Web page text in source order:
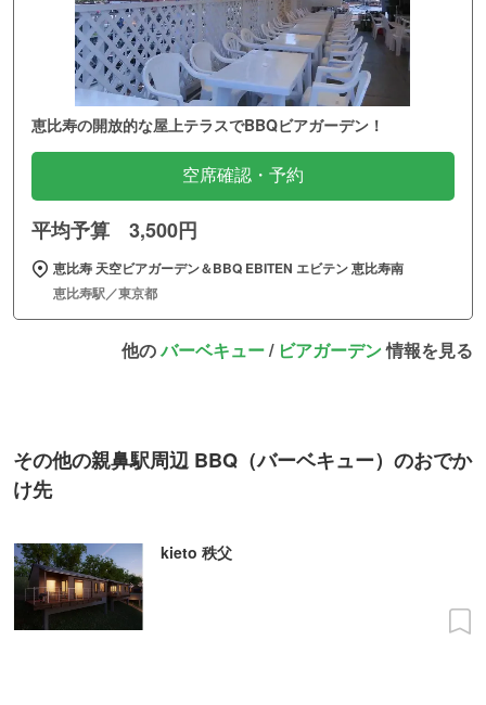
恵比寿の開放的な屋上テラスでBBQビアガーデン！
空席確認・予約
平均予算 3,500円
恵比寿 天空ビアガーデン＆BBQ EBITEN エビテン 恵比寿南
恵比寿駅／東京都
他のバーベキュー/ ビアガーデン情報を見る
その他の親鼻駅周辺 BBQ（バーベキュー）のおでか
け先
kieto 秩父